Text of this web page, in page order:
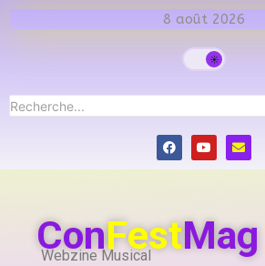
8 août 2026
ConFestMag
Webzine Musical